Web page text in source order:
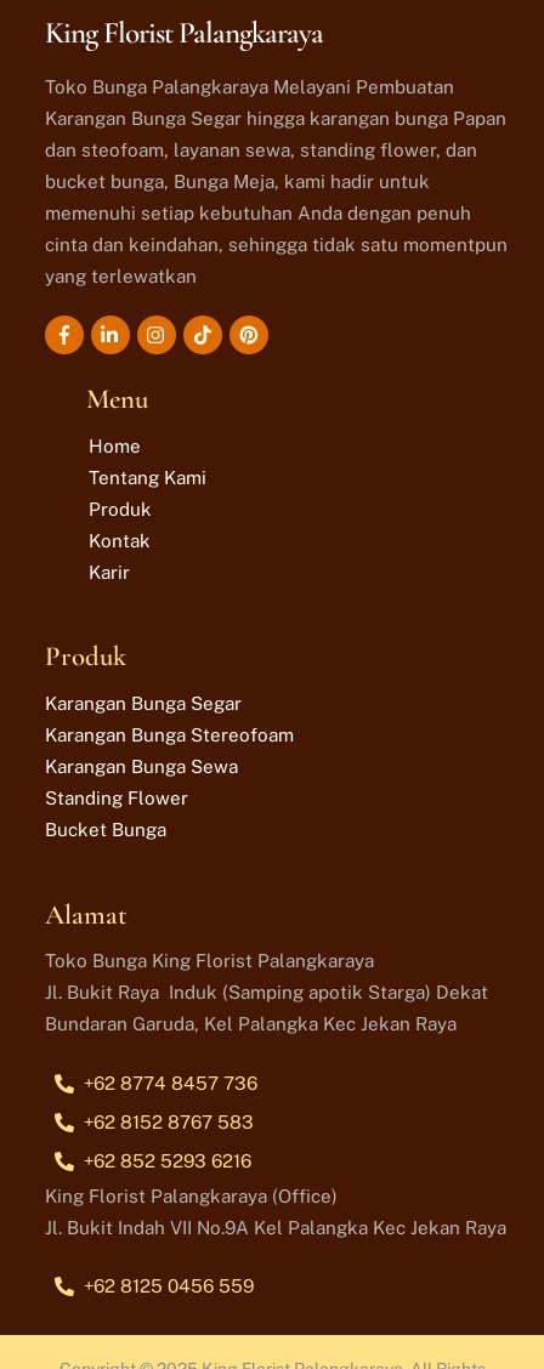
King Florist Palangkaraya
Toko Bunga Palangkaraya Melayani Pembuatan
Karangan Bunga Segar hingga karangan bunga Papan
dan steofoam, layanan sewa, standing flower, dan
bucket bunga, Bunga Meja, kami hadir untuk
memenuhi setiap kebutuhan Anda dengan penuh
cinta dan keindahan, sehingga tidak satu momentpun
yang terlewatkan
Icon
Icon Icon Icon
Menu
Home
Tentang Kami
Produk
Kontak
Karir
Produk
Karangan Bunga Segar
Karangan Bunga Stereofoam
Karangan Bunga Sewa
Standing Flower
Bucket Bunga
Alamat
Toko Bunga King Florist Palangkaraya
Jl. Bukit Raya Induk (Samping apotik Starga) Dekat
Bundaran Garuda, Kel Palangka Kec Jekan Raya
+62 8774 8457 736
+62 8152 8767 583
+62 852 5293 6216
King Florist Palangkaraya (Office)
Jl. Bukit Indah VII No.9A Kel Palangka Kec Jekan Raya
+62 8125 0456 559